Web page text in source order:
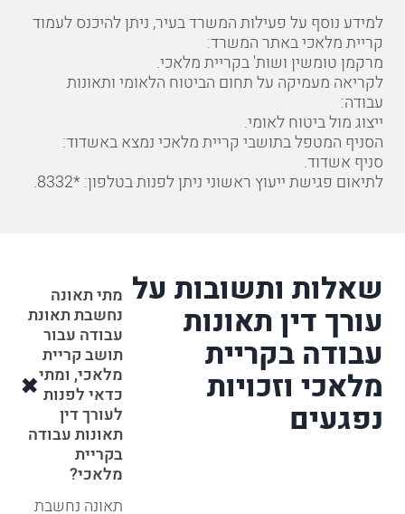
למידע נוסף על פעילות המשרד בעיר, ניתן להיכנס לעמוד
קריית מלאכי באתר המשרד:
מרקמן טומשין ושות' בקריית מלאכי.
לקריאה מעמיקה על תחום הביטוח הלאומי ותאונות
עבודה:
ייצוג מול ביטוח לאומי.
הסניף המטפל בתושבי קריית מלאכי נמצא באשדוד:
סניף אשדוד.
לתיאום פגישת ייעוץ ראשוני ניתן לפנות בטלפון:*8332
.
שאלות ותשובות על
עורך דין תאונות
עבודה בקריית
מלאכי וזכויות
נפגעים
מתי תאונה
נחשבת תאונת
עבודה עבור
תושב קריית
מלאכי, ומתי
כדאי לפנות
לעורך דין
תאונות עבודה
בקריית
מלאכי?
תאונה נחשבת